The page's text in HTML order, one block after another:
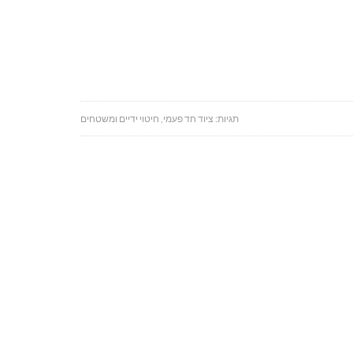
תגיות: ציוד חד פעמי חיטוי ידיים ומשטחים